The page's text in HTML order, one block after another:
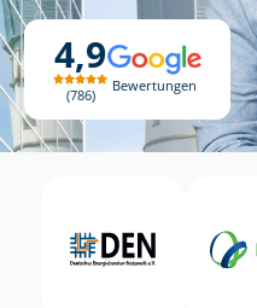
4,9
786
Bewertungen